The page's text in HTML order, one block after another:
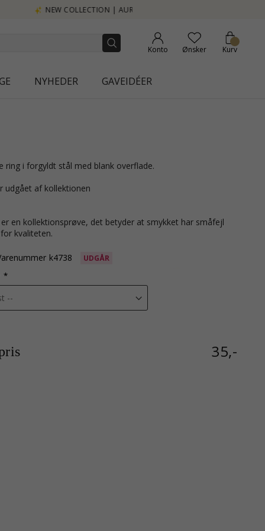
Konto Ønsker Kurv
NYHEDER GAVEIDÉER
ring i forgyldt stål med blank overflade.
udgået af kollektionen
en kollektionsprøve, det betyder at smykket har småfejl
kvaliteten.
k4738 UDGÅR
35,-